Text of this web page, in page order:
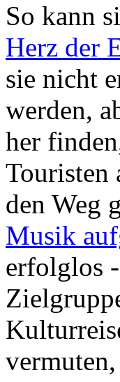
So kann
Herz der
sie nicht
werden,
her
Touristen
den Weg
Musik
erfolglos